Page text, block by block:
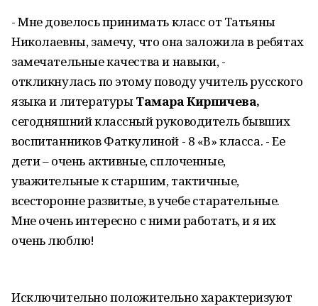
- Мне довелось принимать класс от Татьяны
Николаевны, замечу, что она заложила в ребятах
замечательные качества и навыки, -
откликнулась по этому поводу учитель русского
языка и литературыТамара Кирпичева,
сегодняшний классный руководитель бывших
воспитанников Фаткулиной - 8 «В» класса. - Ее
дети – очень активные, сплоченные,
уважительные к старшим, тактичные,
всесторонне развитые, в учебе старательные.
Мне очень интересно с ними работать, и я их
очень люблю!
Исключительно положительно характеризуют